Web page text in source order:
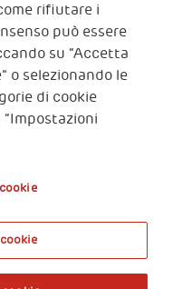
Policy cookies
rifiutare i
può essere
su “Accetta
o selezionando le
di cookie